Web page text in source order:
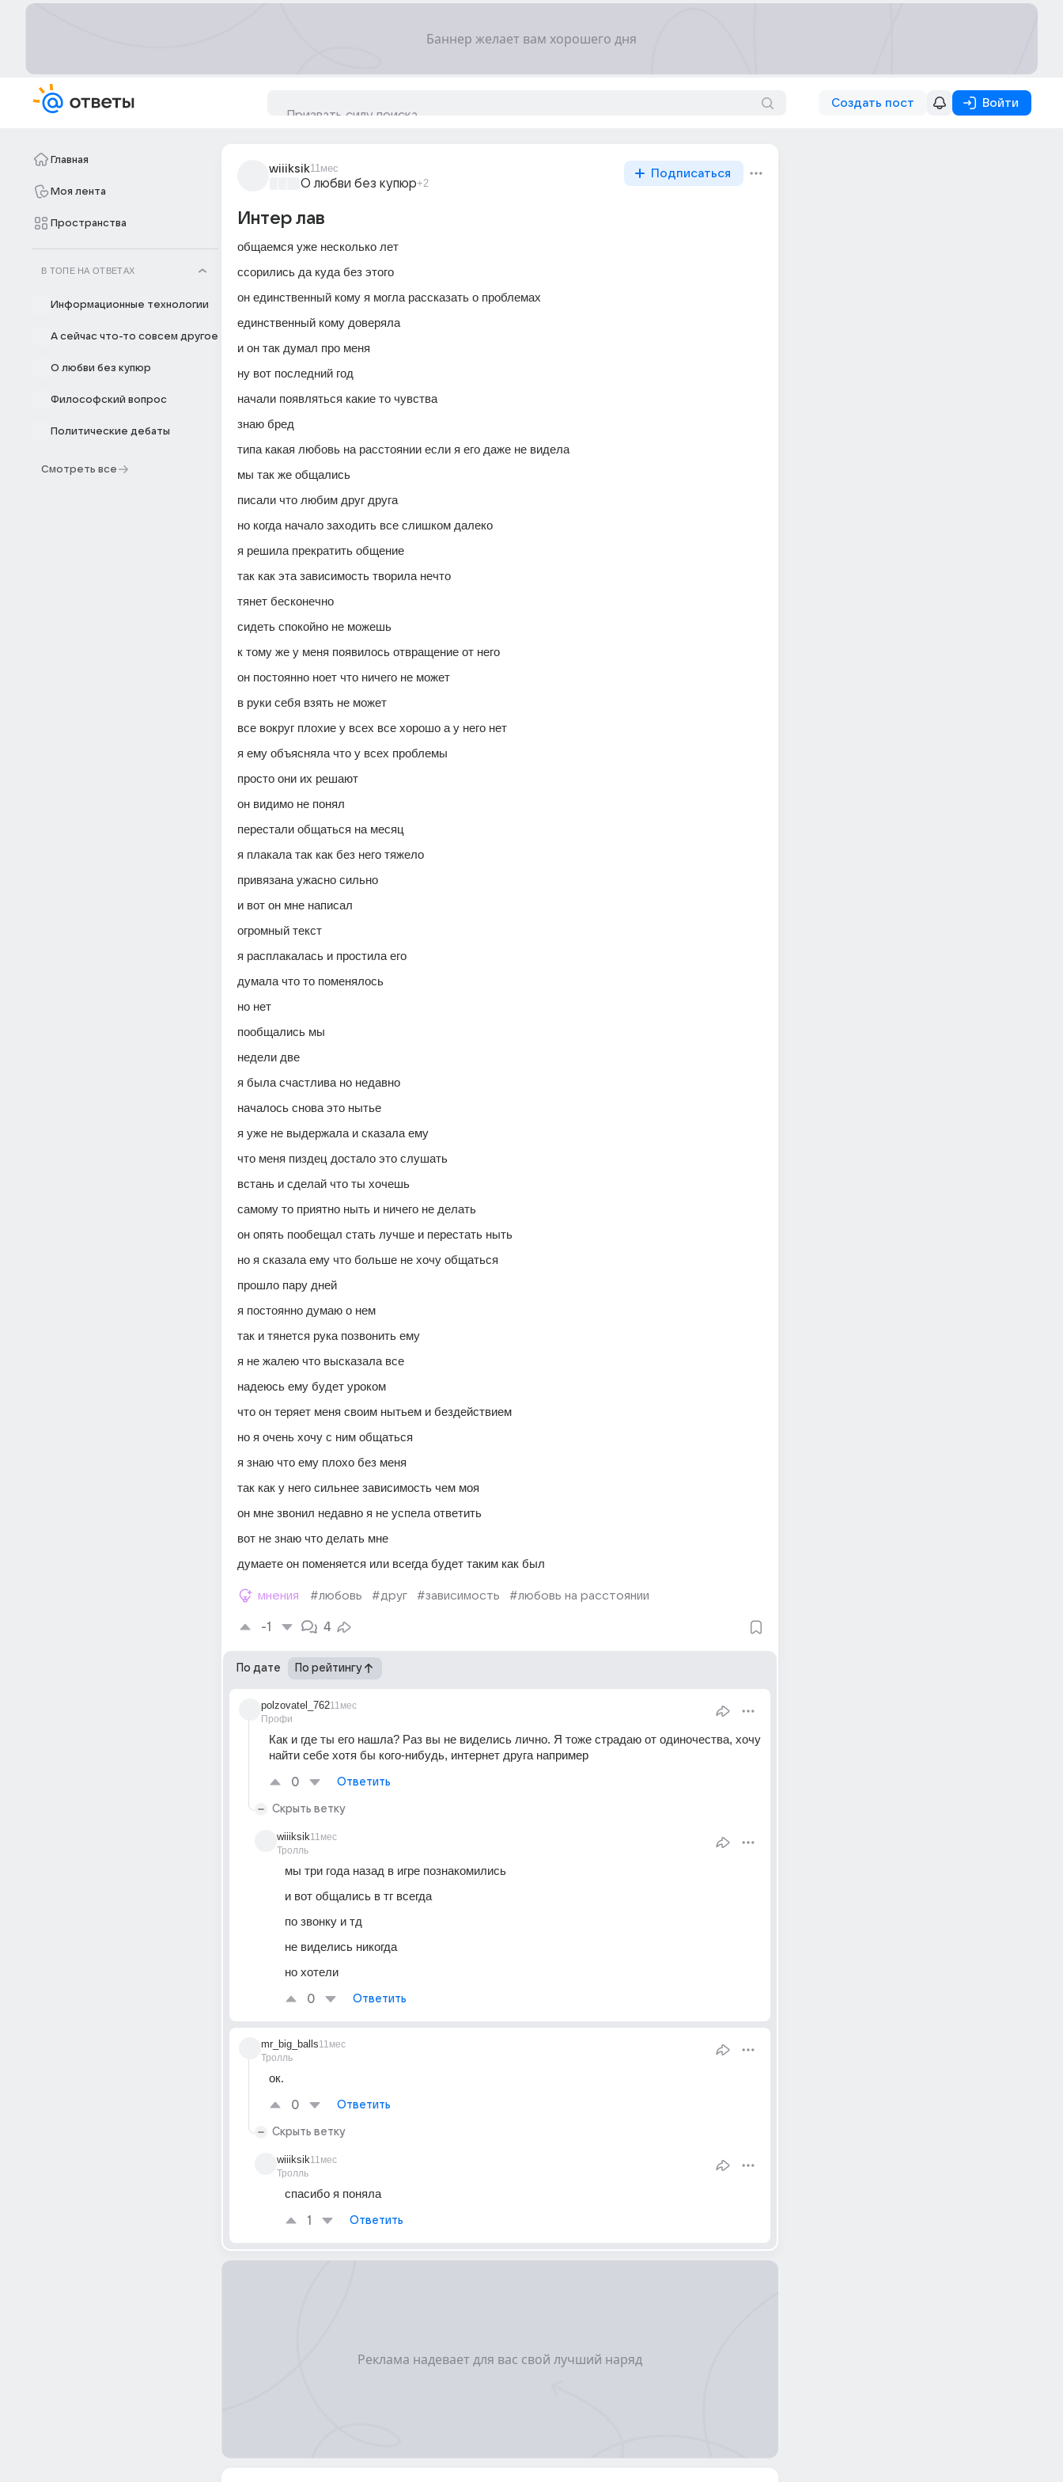
Создать пост Войти
Главная
Моя лента
Пространства
В ТОПЕ НА ОТВЕТАХ
Информационные технологии
А сейчас что-то совсем другое
О любви без купюр
Философский вопрос
Политические дебаты
Смотреть все
wiiiksik11мес
О любви без купюр+2
Подписаться
Интер лав
общаемся уже несколько лет
ссорились да куда без этого
он единственный кому я могла рассказать о проблемах
единственный кому доверяла
и он так думал про меня
ну вот последний год
начали появляться какие то чувства
знаю бред
типа какая любовь на расстоянии если я его даже не видела
мы так же общались
писали что любим друг друга
но когда начало заходить все слишком далеко
я решила прекратить общение
так как эта зависимость творила нечто
тянет бесконечно
сидеть спокойно не можешь
к тому же у меня появилось отвращение от него
он постоянно ноет что ничего не может
в руки себя взять не может
все вокруг плохие у всех все хорошо а у него нет
я ему объясняла что у всех проблемы
просто они их решают
он видимо не понял
перестали общаться на месяц
я плакала так как без него тяжело
привязана ужасно сильно
и вот он мне написал
огромный текст
я расплакалась и простила его
думала что то поменялось
но нет
пообщались мы
недели две
я была счастлива но недавно
началось снова это нытье
я уже не выдержала и сказала ему
что меня пиздец достало это слушать
встань и сделай что ты хочешь
самому то приятно ныть и ничего не делать
он опять пообещал стать лучше и перестать ныть
но я сказала ему что больше не хочу общаться
прошло пару дней
я постоянно думаю о нем
так и тянется рука позвонить ему
я не жалею что высказала все
надеюсь ему будет уроком
что он теряет меня своим нытьем и бездействием
но я очень хочу с ним общаться
я знаю что ему плохо без меня
так как у него сильнее зависимость чем моя
он мне звонил недавно я не успела ответить
вот не знаю что делать мне
думаете он поменяется или всегда будет таким как был
мнения #любовь #друг #зависимость #любовь на расстоянии
-1 4
По дате По рейтингу
polzovatel_762
Профи
11мес
Как и где ты его нашла? Раз вы не виделись лично. Я тоже страдаю от одиночества, хочу
найти себе хотя бы кого-нибудь, интернет друга например
0 Ответить
Скрыть ветку
wiiiksik
Тролль
11мес
мы три года назад в игре познакомились
и вот общались в тг всегда
по звонку и тд
не виделись никогда
но хотели
0 Ответить
mr_big_balls
Тролль
11мес
ок.
0 Ответить
Скрыть ветку
wiiiksik
Тролль
11мес
спасибо я поняла
1 Ответить